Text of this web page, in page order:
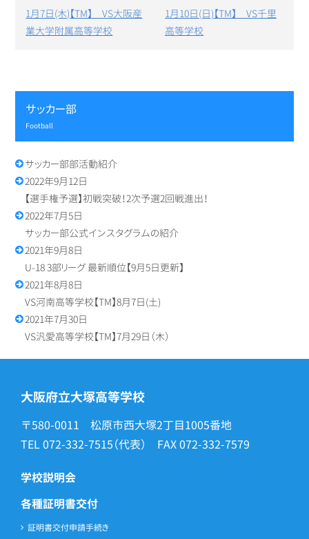
稿1月7日(木)【TM】 VS大阪産
業大学附属高等学校
1月10日(日)【TM】 VS千里
高等学校
サッカー部
football
サッカー部部活動紹介
2022年9月12日
【選手権予選】初戦突破！2次予選2回戦進出！
2022年7月5日
サッカー部公式インスタグラムの紹介
2021年9月8日
U-18 3部リーグ 最新順位【9月5日更新】
2021年8月8日
VS河南高等学校【TM】8月7日(土)
2021年7月30日
VS汎愛高等学校【TM】7月29日（木）
大阪府立大塚高等学校
〒580-0011 松原市西大塚2丁目1005番地
TEL072-332-7515（代表） FAX072-332-7579
学校説明会
各種証明書交付
証明書交付申請手続き